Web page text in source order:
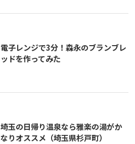
電子レンジで3分！森永のブランブレ
ッドを作ってみた
埼玉の日帰り温泉なら雅楽の湯がか
なりオススメ（埼玉県杉戸町）